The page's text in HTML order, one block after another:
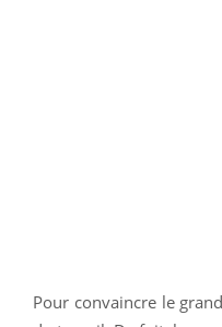
Pour convaincre le